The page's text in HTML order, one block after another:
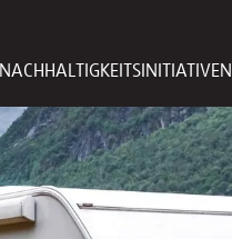
NACHHALTIGKEITSINITIATIVEN